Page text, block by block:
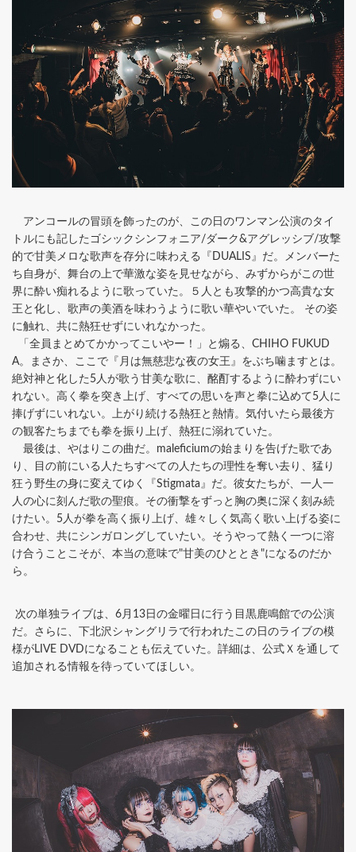
アンコールの冒頭を飾ったのが、この日のワンマン公演のタイ
トルにも記したゴシックシンフォニア/ダーク&アグレッシブ/攻撃
的で甘美メロな歌声を存分に味わえる『DUALIS』だ。メンバーた
ち自身が、舞台の上で華激な姿を見せながら、みずからがこの世
界に酔い痴れるように歌っていた。５人とも攻撃的かつ高貴な女
王と化し、歌声の美酒を味わうように歌い華やいでいた。 その姿
に触れ、共に熱狂せずにいれなかった。
「全員まとめてかかってこいやー！」と煽る、CHIHO FUKUD
A。まさか、ここで『月は無慈悲な夜の女王』をぶち噛ますとは。
絶対神と化した5人が歌う甘美な歌に、酩酊するように酔わずにい
れない。高く拳を突き上げ、すべての思いを声と拳に込めて5人に
捧げずにいれない。上がり続ける熱狂と熱情。気付いたら最後方
の観客たちまでも拳を振り上げ、熱狂に溺れていた。
最後は、やはりこの曲だ。maleficiumの始まりを告げた歌であ
り、目の前にいる人たちすべての人たちの理性を奪い去り、猛り
狂う野生の身に変えてゆく『Stigmata』だ。彼女たちが、一人一
人の心に刻んだ歌の聖痕。その衝撃をずっと胸の奥に深く刻み続
けたい。5人が拳を高く振り上げ、雄々しく気高く歌い上げる姿に
合わせ、共にシンガロングしていたい。そうやって熱く一つに溶
け合うことこそが、本当の意味で"甘美のひととき"になるのだか
ら。
次の単独ライブは、6月13日の金曜日に行う目黒鹿鳴館での公演
だ。さらに、下北沢シャングリラで行われたこの日のライブの模
様がLIVE DVDになることも伝えていた。詳細は、公式Ｘを通して
追加される情報を待っていてほしい。